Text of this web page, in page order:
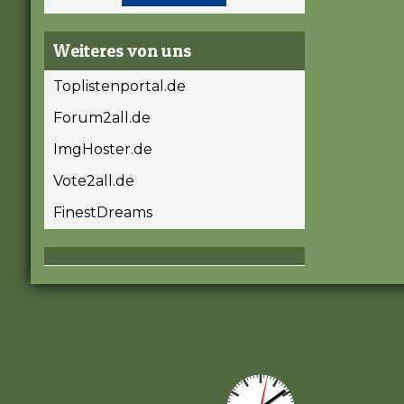
Weiteres von uns
Toplistenportal.de
Forum2all.de
ImgHoster.de
Vote2all.de
FinestDreams